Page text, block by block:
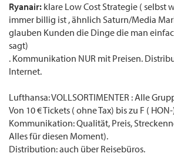
Ryanair: klare Low Cost Strategie ( selbst
immer billig ist , ähnlich Saturn/Media
glauben Kunden die Dinge die man
sagt)
. Kommunikation NUR mit Preisen.
Internet.
Lufthansa: VOLLSORTIMENTER : Alle
Von 10 € Tickets ( ohne Tax) bis zu F (
Kommunikation: Qualität, Preis,
Alles für diesen Moment).
Distribution: auch über Reisebüros.